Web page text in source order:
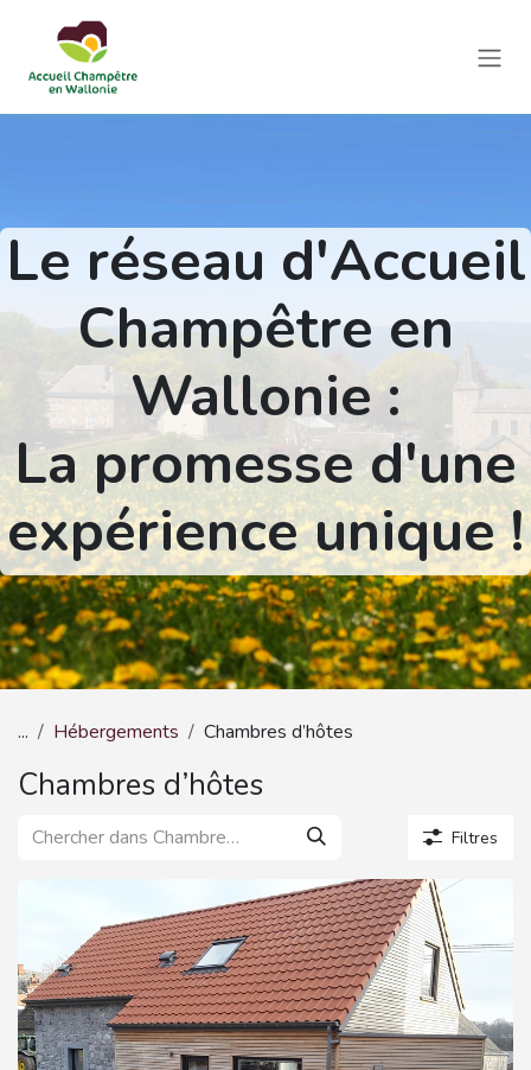
Le réseau d'Accueil
Champêtre en
Wallonie :
La promesse d'une
expérience unique !
... Hébergements Chambres d’hôtes
Chambres d’hôtes
Filtres